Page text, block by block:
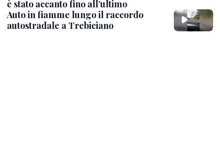
è stato accanto fino all’ultimo
Auto in fiamme lungo il raccordo
autostradale a Trebiciano